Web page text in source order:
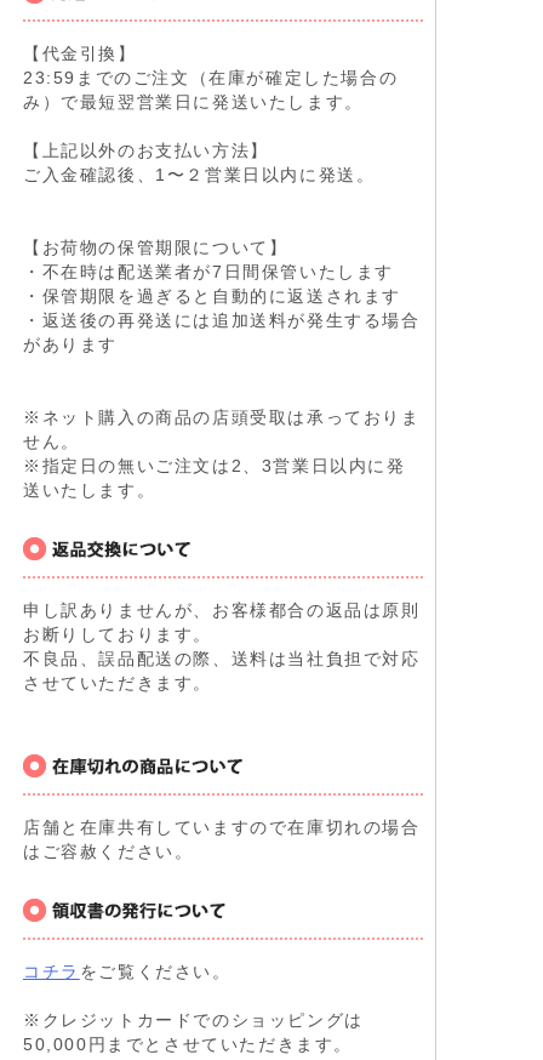
【代金引換】
23:59までのご注文（在庫が確定した場合の
み）で最短翌営業日に発送いたします。
【上記以外のお支払い方法】
ご入金確認後、1〜２営業日以内に発送。
【お荷物の保管期限について】
・不在時は配送業者が7日間保管いたします
・保管期限を過ぎると自動的に返送されます
・返送後の再発送には追加送料が発生する場合
があります
※ネット購入の商品の店頭受取は承っておりま
せん。
※指定日の無いご注文は2、3営業日以内に発
送いたします。
申し訳ありませんが、お客様都合の返品は原則
お断りしております。
不良品、誤品配送の際、送料は当社負担で対応
させていただきます。
店舗と在庫共有していますので在庫切れの場合
はご容赦ください。
コチラ をご覧ください。
※クレジットカードでのショッピングは
50,000円までとさせていただきます。